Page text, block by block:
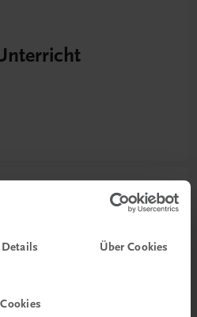
Details Über Cookies